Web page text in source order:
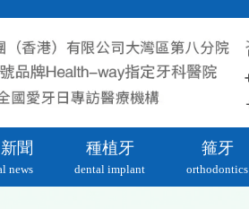
聞
news
種植牙
dental implant
箍牙
orthodontics